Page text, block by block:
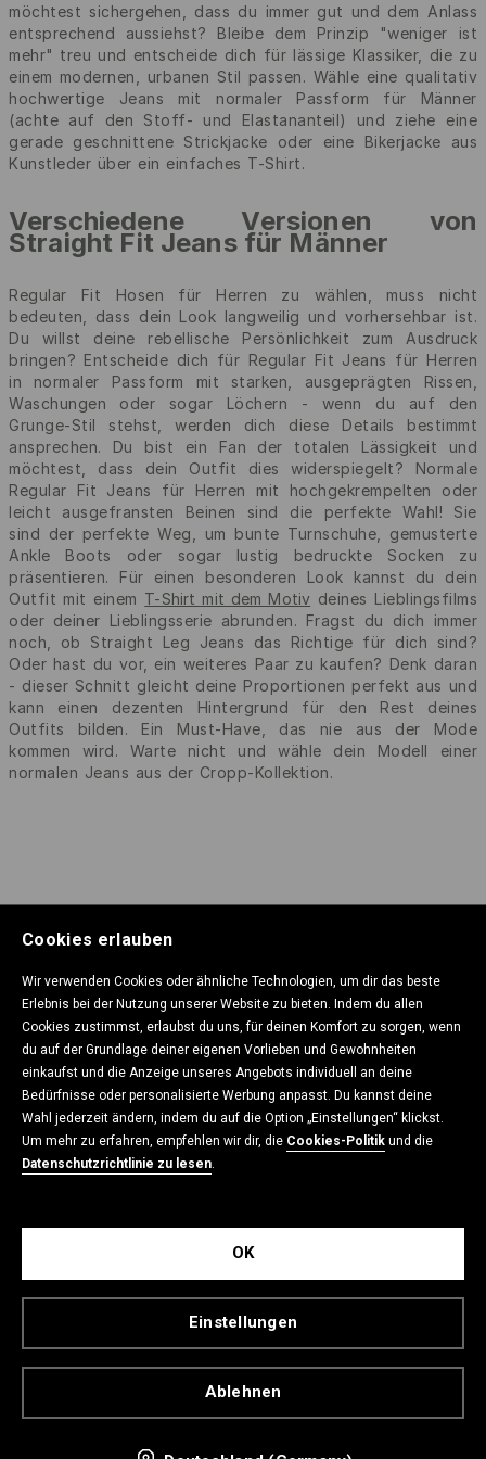
Cookies erlauben
Wir verwenden Cookies oder ähnliche Technologien, um dir das beste
Erlebnis bei der Nutzung unserer Website zu bieten. Indem du allen
Cookies zustimmst, erlaubst du uns, für deinen Komfort zu sorgen, wenn
du auf der Grundlage deiner eigenen Vorlieben und Gewohnheiten
einkaufst und die Anzeige unseres Angebots individuell an deine
Bedürfnisse oder personalisierte Werbung anpasst. Du kannst deine
Wahl jederzeit ändern, indem du auf die Option „Einstellungen“ klickst.
Um mehr zu erfahren, empfehlen wir dir, die Cookies-Politik und die
Datenschutzrichtlinie zu lesen.
Ablehnen
Einstellungen
OK
möchtest sichergehen, dass du immer gut und dem Anlass
entsprechend aussiehst? Bleibe dem Prinzip "weniger ist
mehr" treu und entscheide dich für lässige Klassiker, die zu
einem modernen, urbanen Stil passen. Wähle eine qualitativ
hochwertige Jeans mit normaler Passform für Männer
(achte auf den Stoff- und Elastananteil) und ziehe eine
gerade geschnittene Strickjacke oder eine Bikerjacke aus
Kunstleder über ein einfaches T-Shirt.
Verschiedene Versionen von
Straight Fit Jeans für Männer
Regular Fit Hosen für Herren zu wählen, muss nicht
bedeuten, dass dein Look langweilig und vorhersehbar ist.
Du willst deine rebellische Persönlichkeit zum Ausdruck
bringen? Entscheide dich für Regular Fit Jeans für Herren
in normaler Passform mit starken, ausgeprägten Rissen,
Waschungen oder sogar Löchern - wenn du auf den
Grunge-Stil stehst, werden dich diese Details bestimmt
ansprechen. Du bist ein Fan der totalen Lässigkeit und
möchtest, dass dein Outfit dies widerspiegelt? Normale
Regular Fit Jeans für Herren mit hochgekrempelten oder
leicht ausgefransten Beinen sind die perfekte Wahl! Sie
sind der perfekte Weg, um bunte Turnschuhe, gemusterte
Ankle Boots oder sogar lustig bedruckte Socken zu
präsentieren. Für einen besonderen Look kannst du dein
Outfit mit einem T-Shirt mit dem Motiv deines Lieblingsfilms
oder deiner Lieblingsserie abrunden. Fragst du dich immer
noch, ob Straight Leg Jeans das Richtige für dich sind?
Oder hast du vor, ein weiteres Paar zu kaufen? Denk daran
- dieser Schnitt gleicht deine Proportionen perfekt aus und
kann einen dezenten Hintergrund für den Rest deines
Outfits bilden. Ein Must-Have, das nie aus der Mode
kommen wird. Warte nicht und wähle dein Modell einer
normalen Jeans aus der Cropp-Kollektion.
EINKAUFSVORGANG
DATENSCHUTZ
KONTAKT
Registergericht: Amtsgericht Hamburg, HRB 130936, Umsatzsteuer-ID-Nr.: